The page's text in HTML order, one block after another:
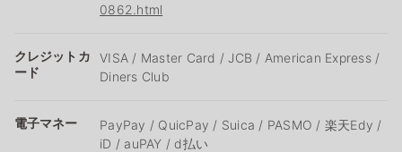
0862.html
クレジットカ
ード
VISA / Master Card / JCB / American Express /
Diners Club
電子マネー
PayPay / QuicPay / Suica / PASMO / 楽天Edy /
iD / auPAY / d払い